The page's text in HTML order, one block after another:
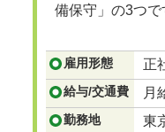
備保守」の3つで
...つづきを
雇用形態 正
給与/交通費 月
勤務地
東